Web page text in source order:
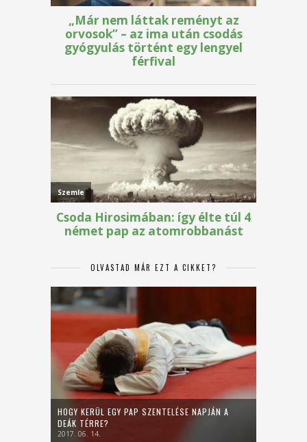
OLVASTAD MÁR EZT A CIKKET?
HOGY KERÜL EGY PAP SZENTELÉSE NAPJÁN A
DEÁK TÉRRE?
2017. 06. 14.